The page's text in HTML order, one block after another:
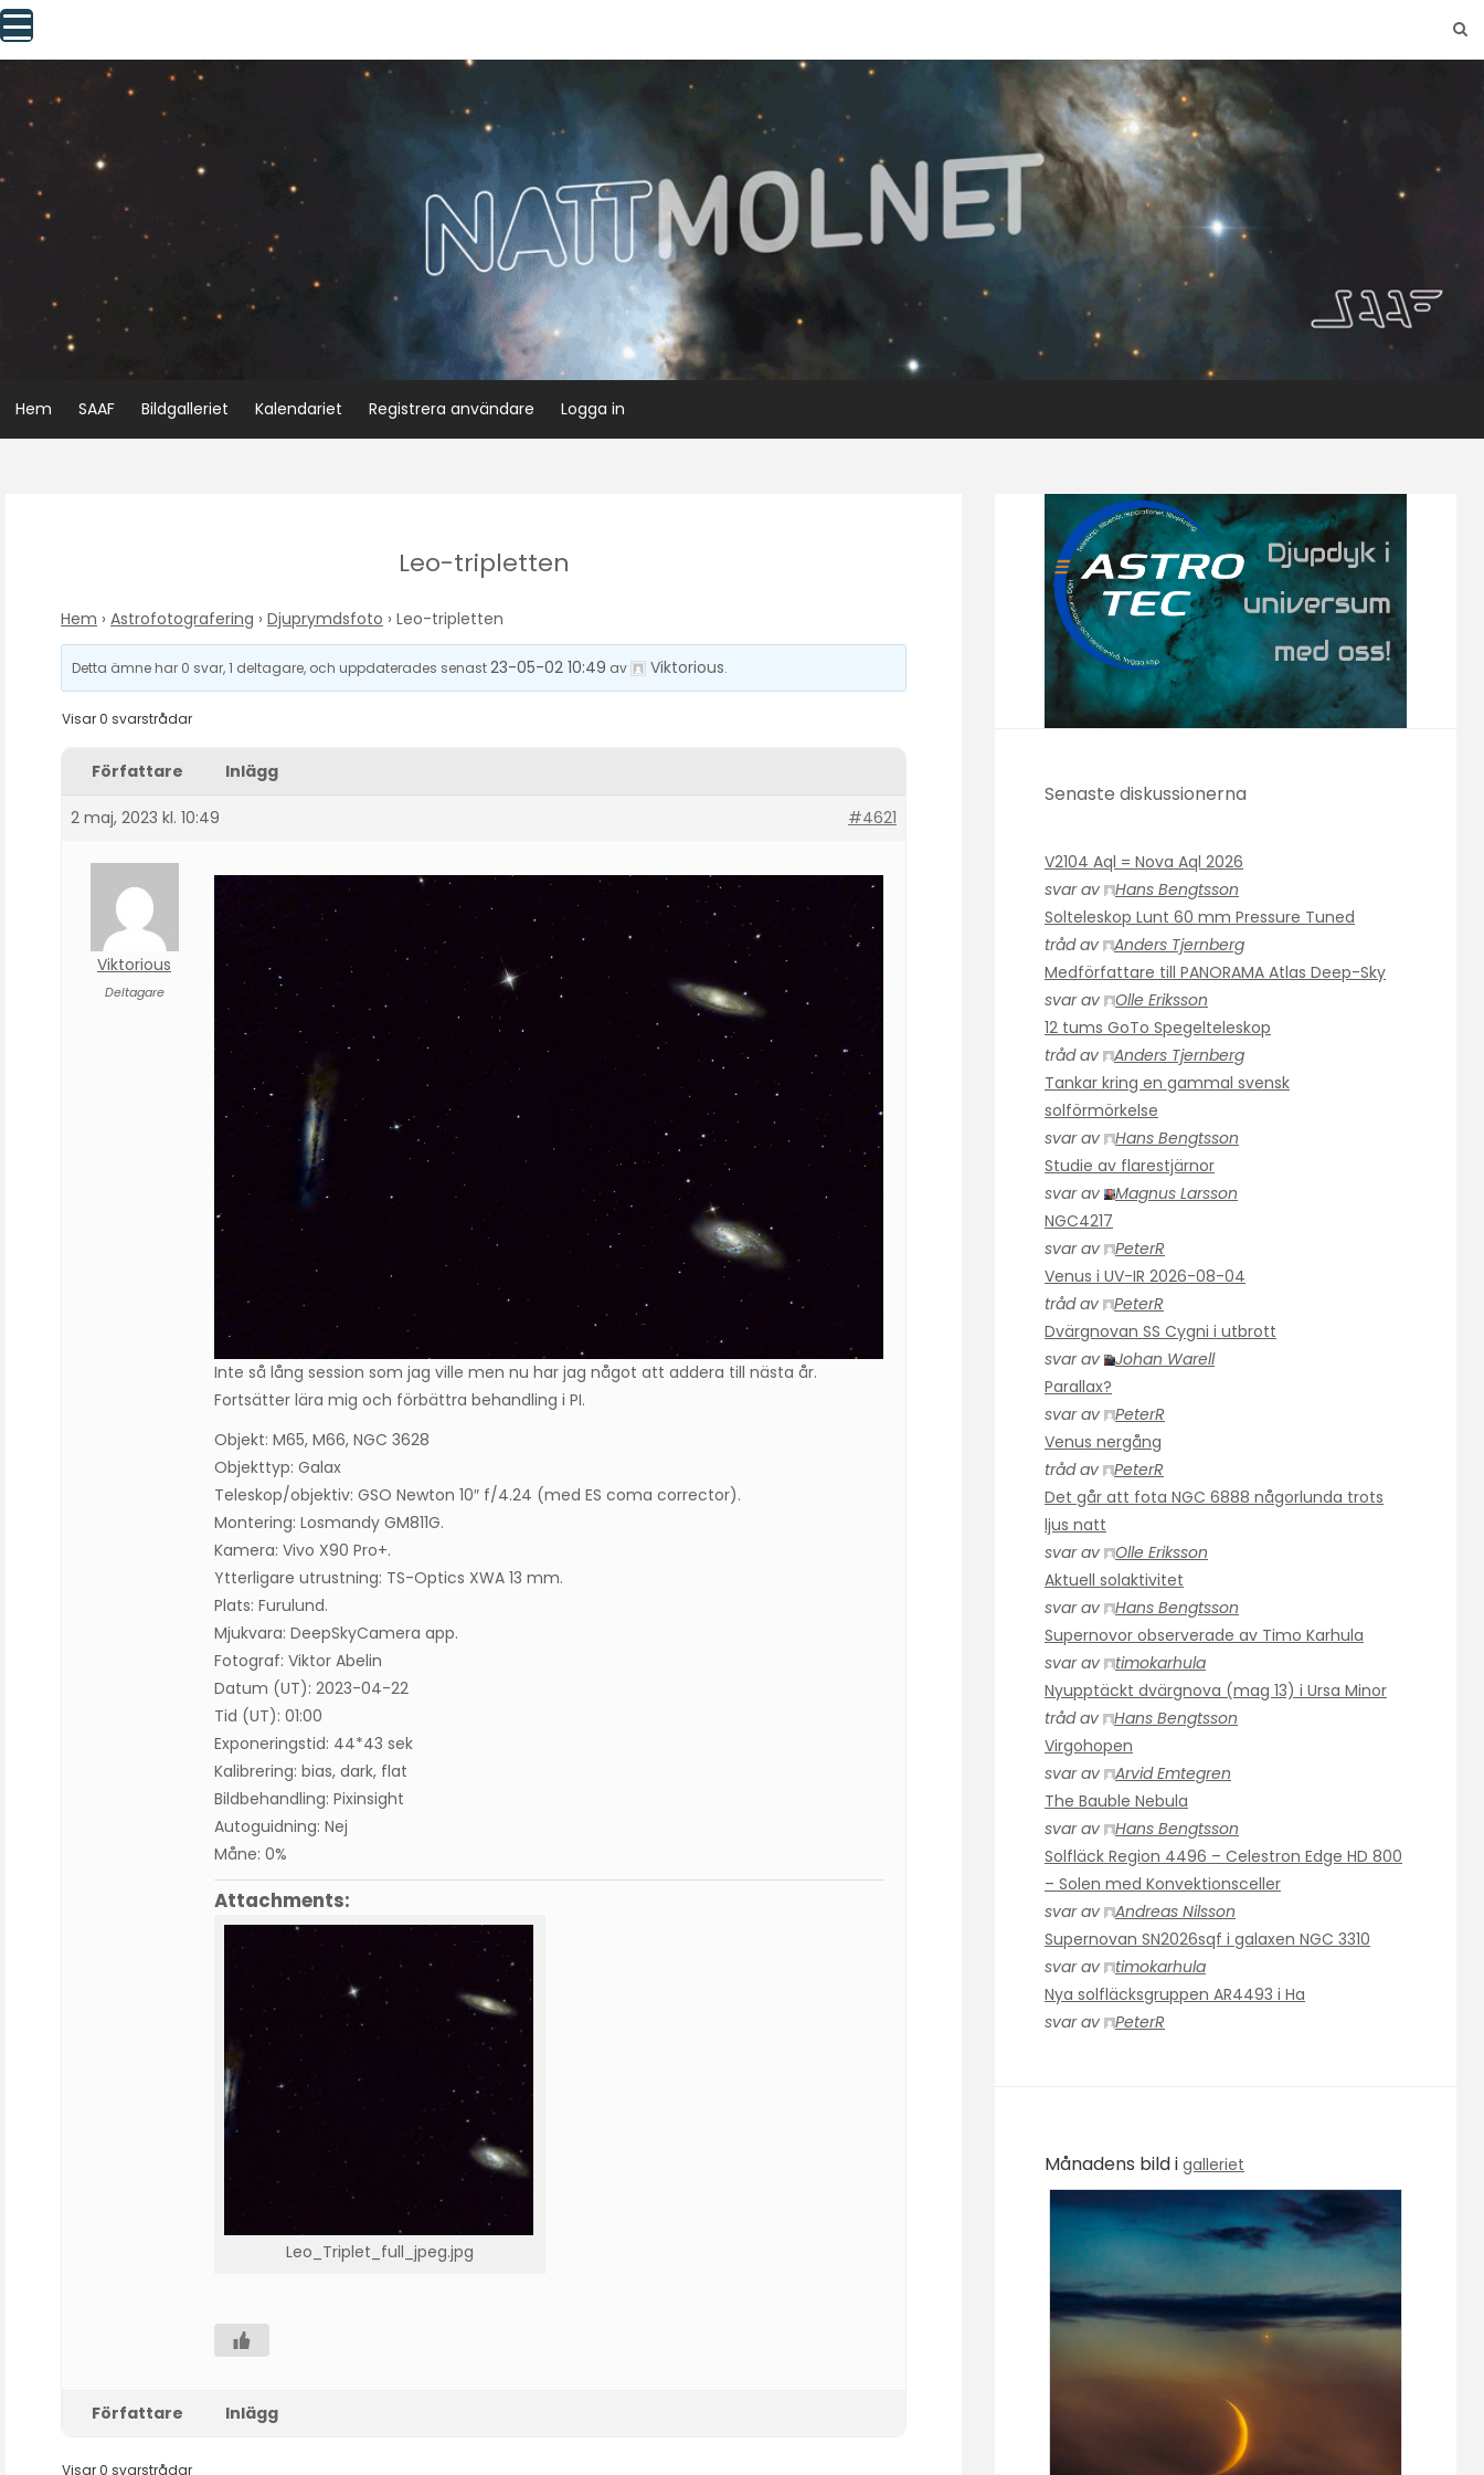
Skip
to
content
Hem SAAF Bildgalleriet Kalendariet Registrera användare Logga in
Leo-tripletten
Hem › Astrofotografering › Djuprymdsfoto › Leo-tripletten
Detta ämne har 0 svar, 1 deltagare, och uppdaterades senast23-05-02 10:49 av Viktorious.
Visar 0 svarstrådar
Författare Inlägg
2 maj, 2023 kl. 10:49 #4621
Viktorious
Deltagare
Inte så lång session som jag ville men nu har jag något att addera till nästa år.
Fortsätter lära mig och förbättra behandling i PI.
Objekt: M65, M66, NGC 3628
Objekttyp: Galax
Teleskop/objektiv: GSO Newton 10″ f/4.24 (med ES coma corrector).
Montering: Losmandy GM811G.
Kamera: Vivo X90 Pro+.
Ytterligare utrustning: TS-Optics XWA 13 mm.
Plats: Furulund.
Mjukvara: DeepSkyCamera app.
Fotograf: Viktor Abelin
Datum (UT): 2023-04-22
Tid (UT): 01:00
Exponeringstid: 44*43 sek
Kalibrering: bias, dark, flat
Bildbehandling: Pixinsight
Autoguidning: Nej
Måne: 0%
Attachments:
Leo_Triplet_full_jpeg.jpg
Författare Inlägg
Visar 0 svarstrådar
Senaste diskussionerna
V2104 Aql = Nova Aql 2026
svar av
Hans Bengtsson
Solteleskop Lunt 60 mm Pressure Tuned
tråd av
Anders Tjernberg
Medförfattare till PANORAMA Atlas Deep-Sky
svar av
Olle Eriksson
12 tums GoTo Spegelteleskop
tråd av
Anders Tjernberg
Tankar kring en gammal svensk
solförmörkelse
svar av
Hans Bengtsson
Studie av flarestjärnor
svar av
Magnus Larsson
NGC4217
svar av
PeterR
Venus i UV-IR 2026-08-04
tråd av
PeterR
Dvärgnovan SS Cygni i utbrott
svar av
Johan Warell
Parallax?
svar av
PeterR
Venus nergång
tråd av
PeterR
Det går att fota NGC 6888 någorlunda trots
ljus natt
svar av
Olle Eriksson
Aktuell solaktivitet
svar av
Hans Bengtsson
Supernovor observerade av Timo Karhula
svar av
timokarhula
Nyupptäckt dvärgnova (mag 13) i Ursa Minor
tråd av
Hans Bengtsson
Virgohopen
svar av
Arvid Emtegren
The Bauble Nebula
svar av
Hans Bengtsson
Solfläck Region 4496 – Celestron Edge HD 800
– Solen med Konvektionsceller
svar av
Andreas Nilsson
Supernovan SN2026sqf i galaxen NGC 3310
svar av
timokarhula
Nya solfläcksgruppen AR4493 i Ha
svar av
PeterR
Månadens bild i galleriet